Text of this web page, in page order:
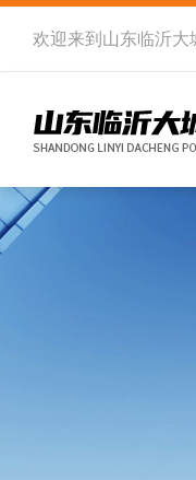
欢迎来到 山东临沂大